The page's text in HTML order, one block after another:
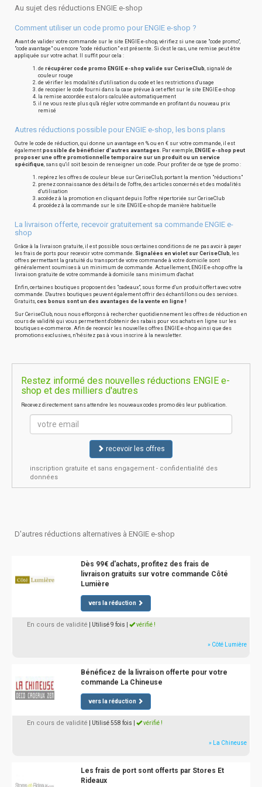
Au sujet des réductions ENGIE e-shop
Comment utiliser un code promo pour ENGIE e-shop ?
Avant de valider votre commande sur le site ENGIE e-shop, vérifiez si une case "code promo",
"code avantage" ou encore "code réduction" est présente. Si c'est le cas, une remise peut être
appliquée sur votre achat. Il suffit pour cela :
de récupérer code promo ENGIE e-shop valide sur CeriseClub, signalé de
couleur rouge
de vérifier les modalités d'utilisation du code et les restrictions d'usage
de recopier le code fourni dans la case prévue à cet effet sur le site ENGIE e-shop
la remise accordée est alors calculée automatiquement
il ne vous reste plus qu'à régler votre commande en profitant du nouveau prix
remisé
Autres réductions possible pour ENGIE e-shop, les bons plans
Outre le code de réduction, qui donne un avantage en % ou en € sur votre commande, il est
également possible de bénéficier d'autres avantages. Par exemple, ENGIE e-shop peut
proposer une offre promotionnelle temporaire sur un produit ou un service
spécifique, sans qu'il soit besoin de renseigner un code. Pour profiter de ce type de promo :
repérez les offres de couleur bleue sur CeriseClub, portant la mention "réductions"
prenez connaissance des détails de l'offre, des articles concernés et des modalités
d'utilisation
accédez à la promotion en cliquant depuis l'offre répertoriée sur CeriseClub
procédez à la commande sur le site ENGIE e-shop de manière habituelle
La livraison offerte, recevoir gratuitement sa commande ENGIE e-
shop
Grâce à la livraison gratuite, il est possible sous certaines conditions de ne pas avoir à payer
les frais de ports pour recevoir votre commande. Signalées en violet sur CeriseClub, les
offres permettant la gratuité du transport de votre commande à votre domicile sont
généralement soumises à un minimum de commande. Actuellement, ENGIE e-shop offre la
livraison gratuite de votre commande à domicile sans minimum d'achat
Enfin, certaines boutiques proposent des "cadeaux", sous forme d'un produit offert avec votre
commande. D'autres boutiques peuvent également offrir des échantillons ou des services.
Gratuits, ces bonus sont un des avantages de la vente en ligne !
Sur CeriseClub, nous nous efforçons à rechercher quotidiennement les offres de réduction en
cours de validité qui vous permettent d'obtenir des rabais pour vos achats en ligne sur les
boutiques e-commerce. Afin de recevoir les nouvelles offres ENGIE e-shop ainsi que des
promotions exclusives, n'hésitez pas à vous inscrire à la newsletter.
Restez informé des nouvelles réductions ENGIE e-
shop et des milliers d'autres
Recevez directement sans attendre les nouveaux codes promo dès leur publication.
recevoir les offres
inscription gratuite et sans engagement - confidentialité des
données
D'autres réductions alternatives à ENGIE e-shop
Dès 99€ d'achats, profitez des frais de
livraison gratuits sur votre commande Côté
Lumière
vers la réduction
En cours de validité | Utilisé 9 fois vérifié !
» Côté Lumière
Bénéficez de la livraison offerte pour votre
commande La Chineuse
vers la réduction
En cours de validité | Utilisé 558 fois vérifié !
» La Chineuse
Les frais de port sont offerts par Stores Et
Rideaux